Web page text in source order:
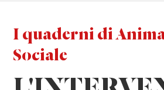
I quaderni di
Sociale